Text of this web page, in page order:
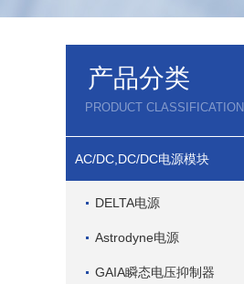
产品分类
PRODUCT CLASSIFICATION
AC/DC,DC/DC电源模块
DELTA电源
Astrodyne电源
GAIA瞬态电压抑制器